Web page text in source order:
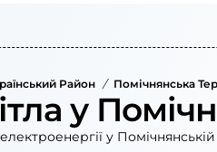
Район / Помічнянська
у
у